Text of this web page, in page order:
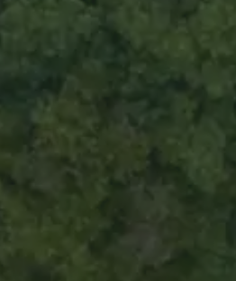
РАСШИРЕННАЯ ГАРАНТИЯ
О КОМПАНИИ